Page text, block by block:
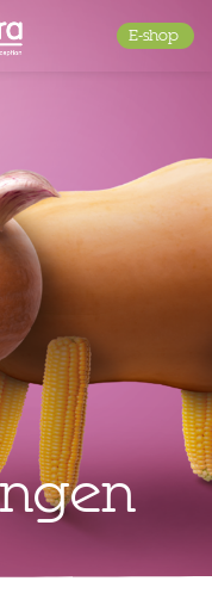
E-shop